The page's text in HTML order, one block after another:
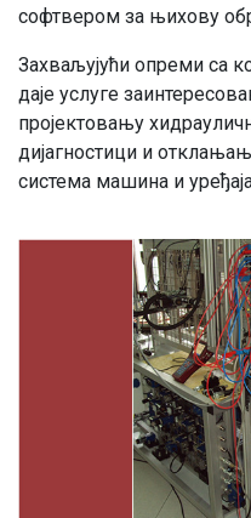
софтвером за њихову
Захваљујући опреми са
даје услуге
пројектовању
дијагностици и
система машина и